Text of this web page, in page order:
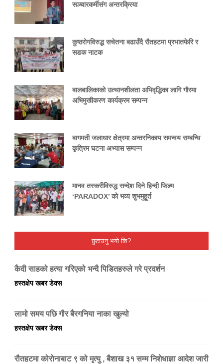
सञ्चारकर्मीसंग अन्तरक्रिया
कुष्ठरोगविरुद्ध सचेतना बढाउँदै रौतहटमा प्रभातफेरि र
सडक नाटक
बालबालिकाको उत्थानशीलता अभिवृद्धिका लागि गौरमा
अभिमुखीकरण कार्यक्रम सम्पन्न
बागमती जलाधार क्षेत्रमा अन्तरनिकाय समन्वय सम्बन्धि
कृत्रिम घटना अभ्यास सम्पन्न
मानव तस्करीविरुद्ध सन्देश दिने हिन्दी फिल्म
‘PARADOX’ को भव्य शुभमुहूर्त
छुटाउनु भयो कि?
कैदी साहको हत्या गरिएको भन्दै पिडितहरुले गरे प्रदर्शन
हस्तक्षेप खबर डेक्स
लामो समय पछि गौर बैरगनिया नाका खुल्यो
हस्तक्षेप खबर डेक्स
रौतहटमा कोरोनाबाट ९ को मृत्यु , बैशाख ३१ सम्म निशेधाज्ञा आदेश जारी